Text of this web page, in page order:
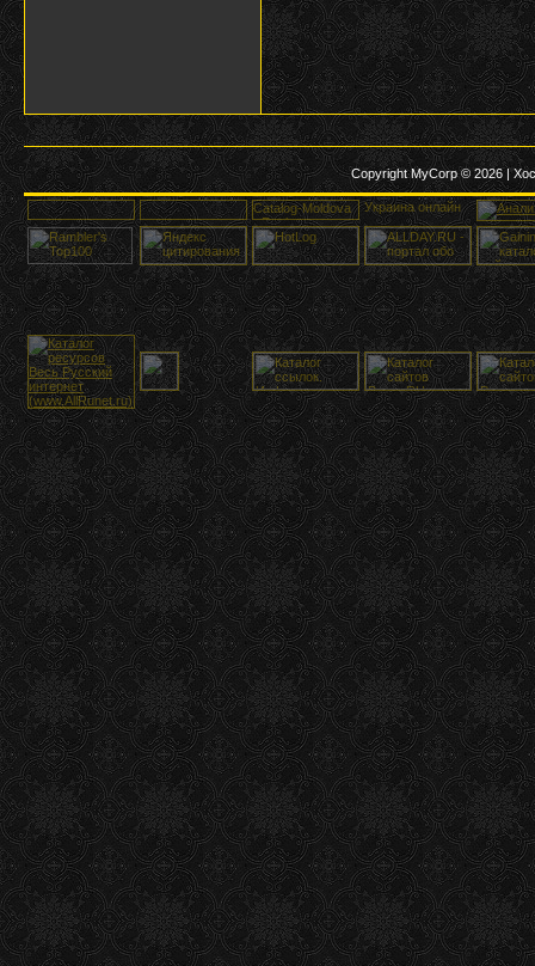
Copyright MyCorp © 2026|